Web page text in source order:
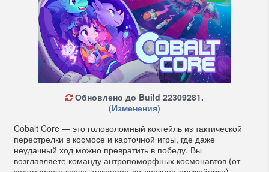
Обновлено до Build 22309281.
(Изменения)
Cobalt Core — это головоломный коктейль из тактической
перестрелки в космосе и карточной игры, где даже
неудачный ход можно превратить в победу. Вы
возглавляете команду антропоморфных космонавтов (от